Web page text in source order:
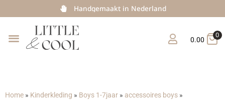
Handgemaakt in Nederland
0.00
0
Home » Kinderkleding » Boys 1-7jaar » accessoires boys »